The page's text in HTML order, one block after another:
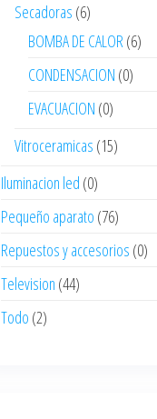
Secadoras (6)
BOMBA DE CALOR(6)
CONDENSACION (0)
EVACUACION (0)
Vitroceramicas (15)
Iluminacion led (0)
Pequeño aparato (76)
Repuestos y accesorios (0)
Television (44)
Todo (2)